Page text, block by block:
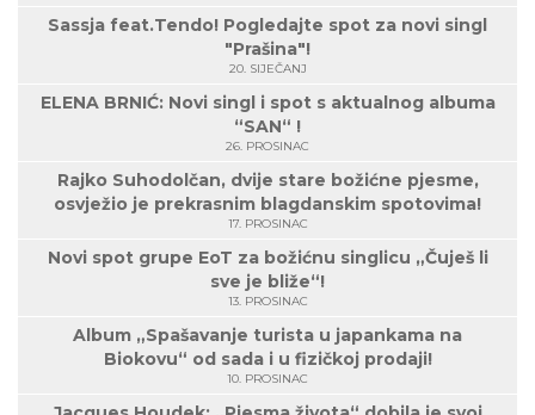
Sassja feat.Tendo! Pogledajte spot za novi singl
"Prašina"!
20. SIJEČANJ
ELENA BRNIĆ: Novi singl i spot s aktualnog albuma
“SAN“ !
26. PROSINAC
Rajko Suhodolčan, dvije stare božićne pjesme,
osvježio je prekrasnim blagdanskim spotovima!
17. PROSINAC
Novi spot grupe EoT za božićnu singlicu „Čuješ li
sve je bliže“!
13. PROSINAC
Album „Spašavanje turista u japankama na
Biokovu“ od sada i u fizičkoj prodaji!
10. PROSINAC